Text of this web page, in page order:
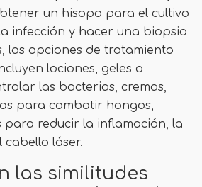
un hisopo para el cultivo
infección y hacer una biopsia
las opciones de tratamiento
lociones, geles o
las bacterias, cremas,
para combatir hongos,
para reducir la inflamación, la
cabello láser.
las similitudes